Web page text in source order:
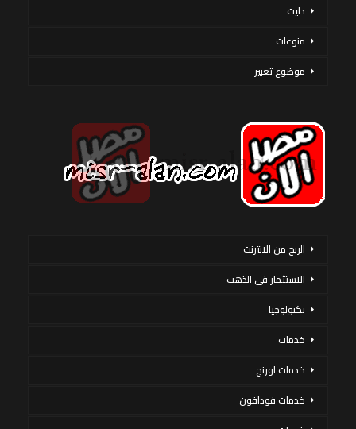
دايت
منوعات
موضوع تعبير
الربح من الانترنت
الاستثمار فى الذهب
تكنولوجيا
خدمات
خدمات اورنج
خدمات فودافون